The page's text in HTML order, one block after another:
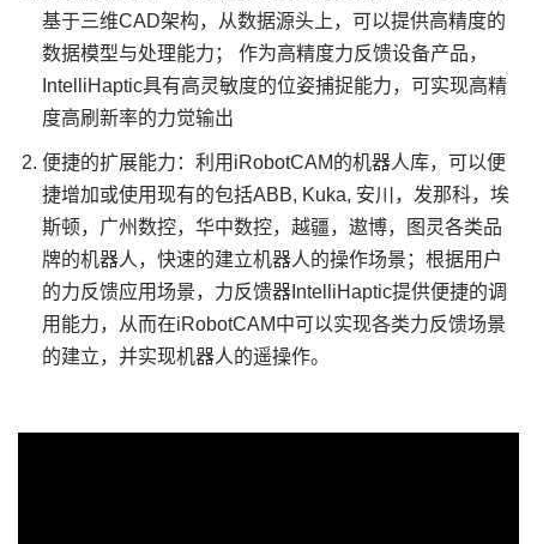
基于三维CAD架构，从数据源头上，可以提供高精度的
数据模型与处理能力； 作为高精度力反馈设备产品，
IntelliHaptic具有高灵敏度的位姿捕捉能力，可实现高精
度高刷新率的力觉输出
便捷的扩展能力：利用iRobotCAM的机器人库，可以便
捷增加或使用现有的包括ABB, Kuka, 安川，发那科，埃
斯顿，广州数控，华中数控，越疆，遨博，图灵各类品
牌的机器人，快速的建立机器人的操作场景；根据用户
的力反馈应用场景，力反馈器IntelliHaptic提供便捷的调
用能力，从而在iRobotCAM中可以实现各类力反馈场景
的建立，并实现机器人的遥操作。